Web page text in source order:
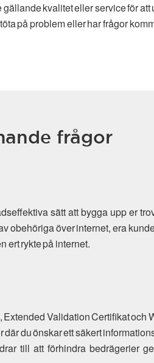
kvalitet eller service för att
på problem eller har frågor
frågor
sätt att bygga upp er
obehöriga över internet, era
ert rykte på internet.
Validation Certifikat och
du önskar ett säkert
till att förhindra bedrägerier